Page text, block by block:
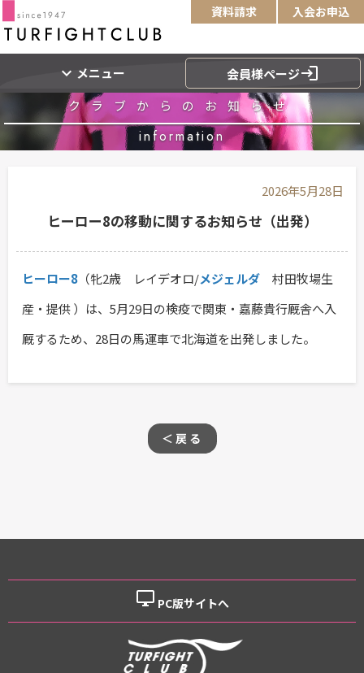
資料請求 入会お申込
expand_more メニュー 会員様ページlogin
クラブからのお知らせ
information
2026年5月28日
ヒーロー8の移動に関するお知らせ（出発）
ヒーロー8 （牝2歳 レイデオロ/メジェルダ 村田牧場生
産・提供 ）は、5月29日の検疫で関東・嘉藤貴行厩舎へ入
厩するため、28日の馬運車で北海道を出発しました。
＜戻る
desktop_windows PC版サイトへ